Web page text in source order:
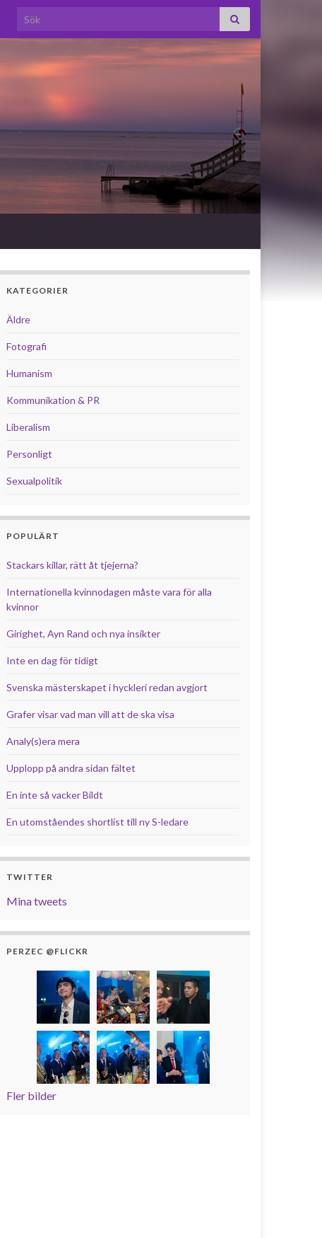
Search for:
KATEGORIER
Äldre
Fotografi
Humanism
Kommunikation & PR
Liberalism
Personligt
Sexualpolitik
POPULÄRT
Stackars killar, rätt åt tjejerna?
Internationella kvinnodagen måste vara för alla
kvinnor
Girighet, Ayn Rand och nya insikter
Inte en dag för tidigt
Svenska mästerskapet i hyckleri redan avgjort
Grafer visar vad man vill att de ska visa
Analy(s)era mera
Upplopp på andra sidan fältet
En inte så vacker Bildt
En utomståendes shortlist till ny S-ledare
TWITTER
Mina tweets
PERZEC @FLICKR
Fler bilder